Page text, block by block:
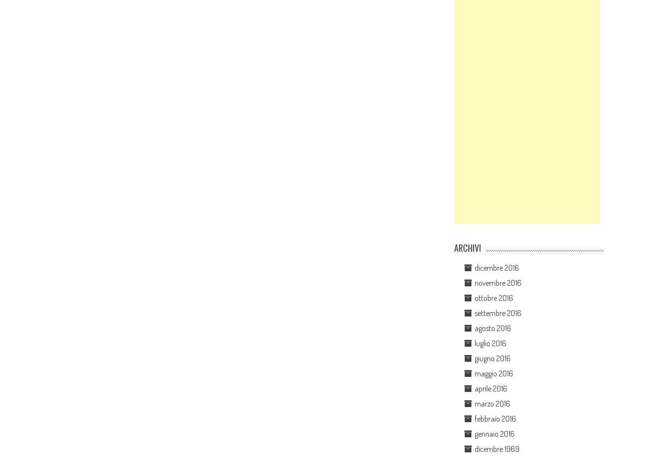
ARCHIVI
dicembre 2016
novembre 2016
ottobre 2016
settembre 2016
agosto 2016
luglio 2016
giugno 2016
maggio 2016
aprile 2016
marzo 2016
febbraio 2016
gennaio 2016
dicembre 1969